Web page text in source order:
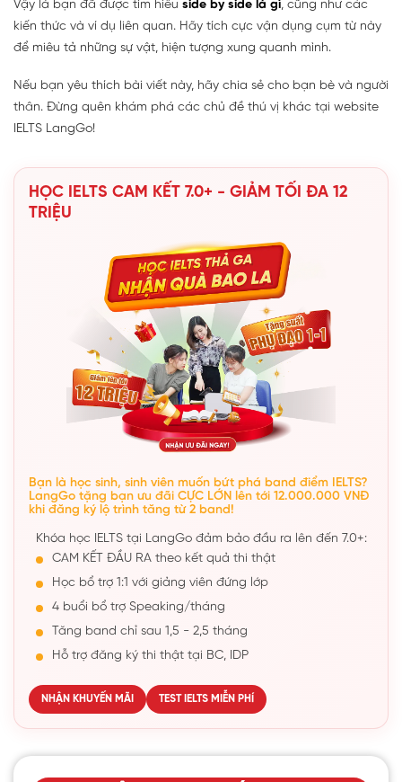
Vậy là bạn đã được tìm hiểu side by side là gì, cũng như các
kiến thức và ví dụ liên quan. Hãy tích cực vận dụng cụm từ này
để miêu tả những sự vật, hiện tượng xung quanh mình.
Nếu bạn yêu thích bài viết này, hãy chia sẻ cho bạn bè và người
thân. Đừng quên khám phá các chủ đề thú vị khác tại website
IELTS LangGo!
HỌC IELTS CAM KẾT 7.0+ - GIẢM TỐI ĐA 12
TRIỆU
Bạn là học sinh, sinh viên muốn bứt phá band điểm IELTS?
LangGo tặng bạn ưu đãi CỰC LỚN lên tới 12.000.000 VNĐ
khi đăng ký lộ trình tăng từ 2 band!
Khóa học IELTS tại LangGo đảm bảo đầu ra lên đến 7.0+:
CAM KẾT ĐẦU RA theo kết quả thi thật
Học bổ trợ 1:1 với giảng viên đứng lớp
4 buổi bổ trợ Speaking/tháng
Tăng band chỉ sau 1,5 - 2,5 tháng
Hỗ trợ đăng ký thi thật tại BC, IDP
NHẬN KHUYẾN MÃI TEST IELTS MIỄN PHÍ